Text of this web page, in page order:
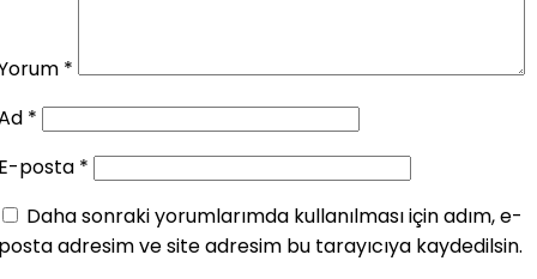
*
*
posta *
Daha sonraki yorumlarımda kullanılması için adım, e-
adresim ve site adresim bu tarayıcıya kaydedilsin.